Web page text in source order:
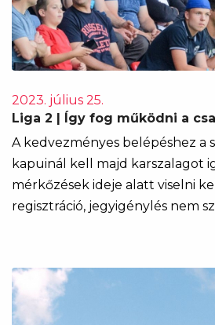
2023. július 25.
Liga 2 | Így fog működni a
A kedvezményes belépéshez a
kapuinál kell majd karszalagot
mérkőzések ideje alatt viselni
regisztráció, jegyigénylés nem